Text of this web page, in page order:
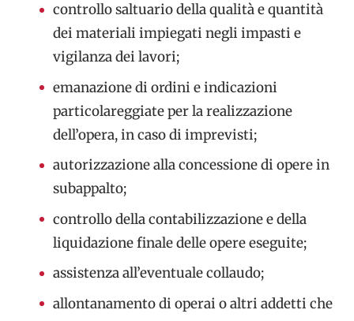
controllo saltuario della qualità e quantità
dei materiali impiegati negli impasti e
vigilanza dei lavori;
emanazione di ordini e indicazioni
particolareggiate per la realizzazione
dell’opera, in caso di imprevisti;
autorizzazione alla concessione di opere in
subappalto;
controllo della contabilizzazione e della
liquidazione finale delle opere eseguite;
assistenza all’eventuale collaudo;
allontanamento di operai o altri addetti che